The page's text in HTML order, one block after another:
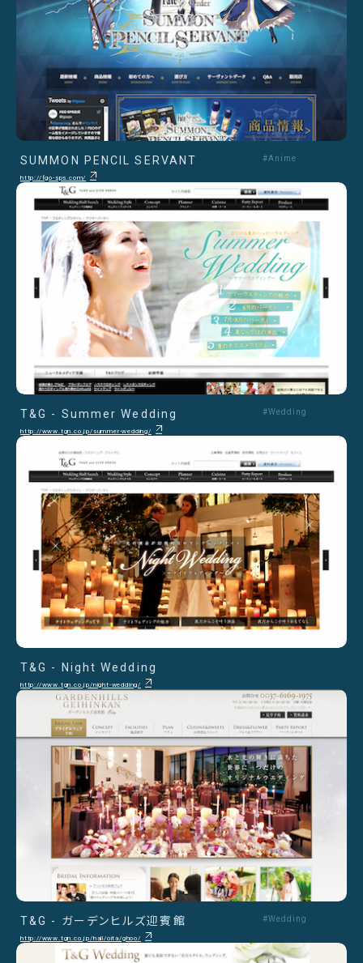
SUMMON PENCIL SERVANT
http://fgo-sps.com/
#Anime
T&G - Summer Wedding
http://www.tgn.co.jp/summer-wedding/
#Wedding
T&G - Night Wedding
http://www.tgn.co.jp/night-wedding/
T&G - ガーデンヒルズ迎賓館
http://www.tgn.co.jp/hall/oita/ghoo/
#Wedding